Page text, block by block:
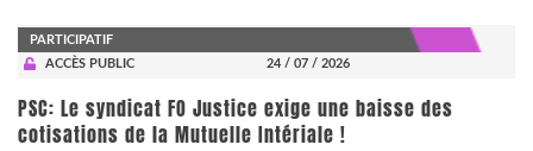
PARTICIPATIF
ACCÈS PUBLIC
24 / 07 / 2026
PSC: Le syndicat FO Justice exige une baisse des
cotisations de la Mutuelle Intériale !